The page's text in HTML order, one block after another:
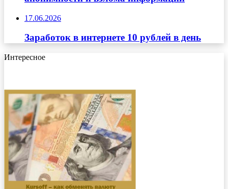
17.06.2026
Заработок в интернете 10 рублей в день
Интересное